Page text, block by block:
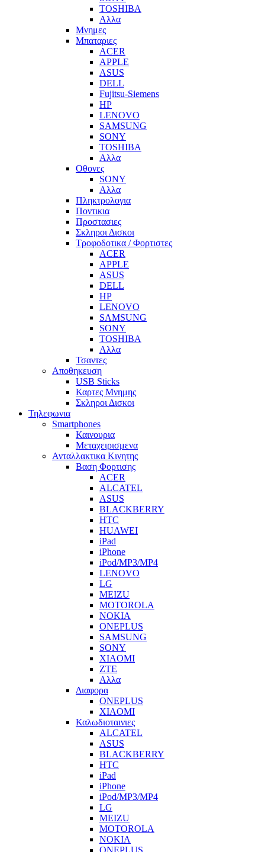
TOSHIBA
Αλλα
Μνημες
Μπαταριες
ACER
APPLE
ASUS
DELL
Fujitsu-Siemens
HP
LENOVO
SAMSUNG
SONY
TOSHIBA
Αλλα
Οθονες
SONY
Αλλα
Πληκτρολογια
Ποντικια
Προστασιες
Σκληροι Δισκοι
Τροφοδοτικα / Φορτιστες
ACER
APPLE
ASUS
DELL
HP
LENOVO
SAMSUNG
SONY
TOSHIBA
Αλλα
Τσαντες
Αποθηκευση
USB Sticks
Καρτες Μνημης
Σκληροι Δισκοι
Τηλεφωνια
Smartphones
Καινουρια
Μεταχειρισμενα
Ανταλλακτικα Κινητης
Βαση Φορτισης
ACER
ALCATEL
ASUS
BLACKBERRY
HTC
HUAWEI
iPad
iPhone
iPod/MP3/MP4
LENOVO
LG
MEIZU
MOTOROLA
NOKIA
ONEPLUS
SAMSUNG
SONY
XIAOMI
ZTE
Αλλα
Διαφορα
ONEPLUS
XIAOMI
Καλωδιοταινιες
ALCATEL
ASUS
BLACKBERRY
HTC
iPad
iPhone
iPod/MP3/MP4
LG
MEIZU
MOTOROLA
NOKIA
ONEPLUS